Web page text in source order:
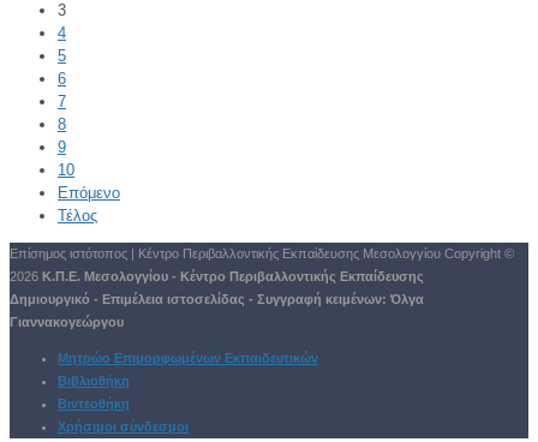
3
4
5
6
7
8
9
10
Επόμενο
Τέλος
Επίσημος ιστότοπος | Κέντρο Περιβαλλοντικής Εκπαίδευσης Μεσολογγίου Copyright ©
2026 Κ.Π.Ε. Μεσολογγίου - Κέντρο Περιβαλλοντικής Εκπαίδευσης
Δημιουργικό - Επιμέλεια ιστοσελίδας - Συγγραφή κειμένων: Όλγα
Γιαννακογεώργου
Μητρώο Επιμορφωμένων Εκπαιδευτικών
Βιβλιοθήκη
Βιντεοθήκη
Χρήσιμοι σύνδεσμοι